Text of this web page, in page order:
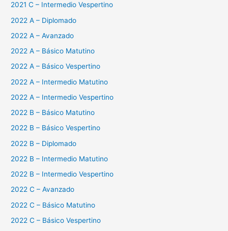
2021 C – Intermedio Vespertino
2022 A – Diplomado
2022 A – Avanzado
2022 A – Básico Matutino
2022 A – Básico Vespertino
2022 A – Intermedio Matutino
2022 A – Intermedio Vespertino
2022 B – Básico Matutino
2022 B – Básico Vespertino
2022 B – Diplomado
2022 B – Intermedio Matutino
2022 B – Intermedio Vespertino
2022 C – Avanzado
2022 C – Básico Matutino
2022 C – Básico Vespertino